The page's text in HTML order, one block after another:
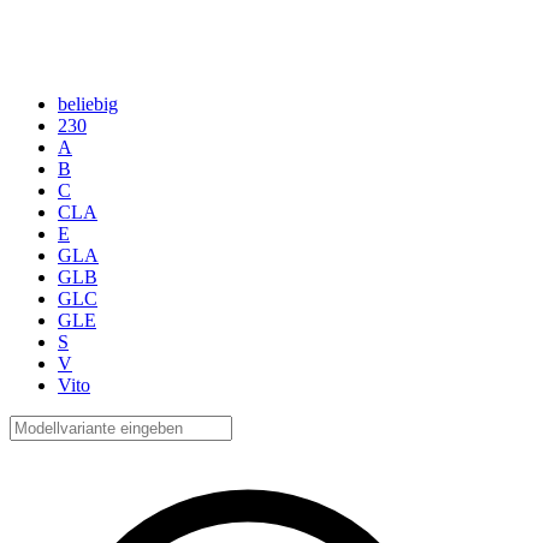
beliebig
230
A
B
C
CLA
E
GLA
GLB
GLC
GLE
S
V
Vito